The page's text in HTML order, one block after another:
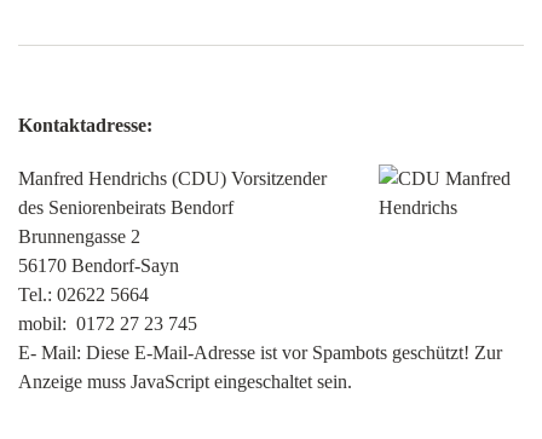
Kontaktadresse:
Manfred Hendrichs (CDU) Vorsitzender
des Seniorenbeirats Bendorf
Brunnengasse 2
56170 Bendorf-Sayn
Tel.: 02622 5664
mobil: 0172 27 23 745
E- Mail: Diese E-Mail-Adresse ist vor Spambots geschützt! Zur
Anzeige muss JavaScript eingeschaltet sein.